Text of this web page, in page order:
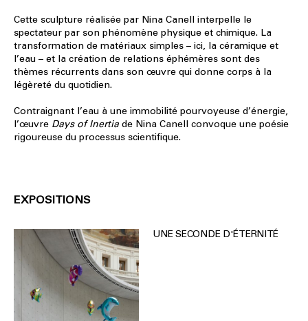
Cette sculpture réalisée par Nina Canell interpelle le
spectateur par son phénomène physique et chimique. La
transformation de matériaux simples – ici, la céramique et
l’eau – et la création de relations éphémères sont des
thèmes récurrents dans son œuvre qui donne corps à la
légèreté du quotidien.
Contraignant l’eau à une immobilité pourvoyeuse d’énergie,
l’œuvre Days of Inertia de Nina Canell convoque une poésie
rigoureuse du processus scientifique.
EXPOSITIONS
UNE SECONDE D'ÉTERNITÉ